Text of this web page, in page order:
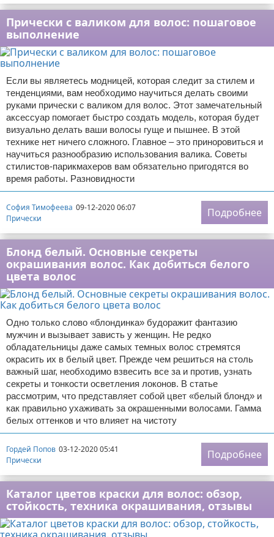
Прически с валиком для волос: пошаговое
выполнение
Если вы являетесь модницей, которая следит за стилем и
тенденциями, вам необходимо научиться делать своими
руками прически с валиком для волос. Этот замечательный
аксессуар помогает быстро создать модель, которая будет
визуально делать ваши волосы гуще и пышнее. В этой
технике нет ничего сложного. Главное – это приноровиться и
научиться разнообразию использования валика. Советы
стилистов-парикмахеров вам обязательно пригодятся во
время работы. Разновидности
София Тимофеева 09-12-2020 06:07
Прически
Подробнее
Блонд белый. Основные секреты
окрашивания волос. Как добиться белого
цвета волос
Одно только слово «блондинка» будоражит фантазию
мужчин и вызывает зависть у женщин. Не редко
обладательницы даже самых темных волос стремятся
окрасить их в белый цвет. Прежде чем решиться на столь
важный шаг, необходимо взвесить все за и против, узнать
секреты и тонкости осветления локонов. В статье
рассмотрим, что представляет собой цвет «белый блонд» и
как правильно ухаживать за окрашенными волосами. Гамма
белых оттенков и что влияет на чистоту
Гордей Попов 03-12-2020 05:41
Прически
Подробнее
Каталог цветов краски для волос: обзор,
стойкость, техника окрашивания, отзывы